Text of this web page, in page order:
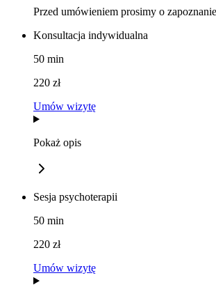
Przed umówieniem prosimy o
Konsultacja indywidualna
50 min
220 zł
Umów wizytę
Pokaż opis
Sesja psychoterapii
50 min
220 zł
Umów wizytę